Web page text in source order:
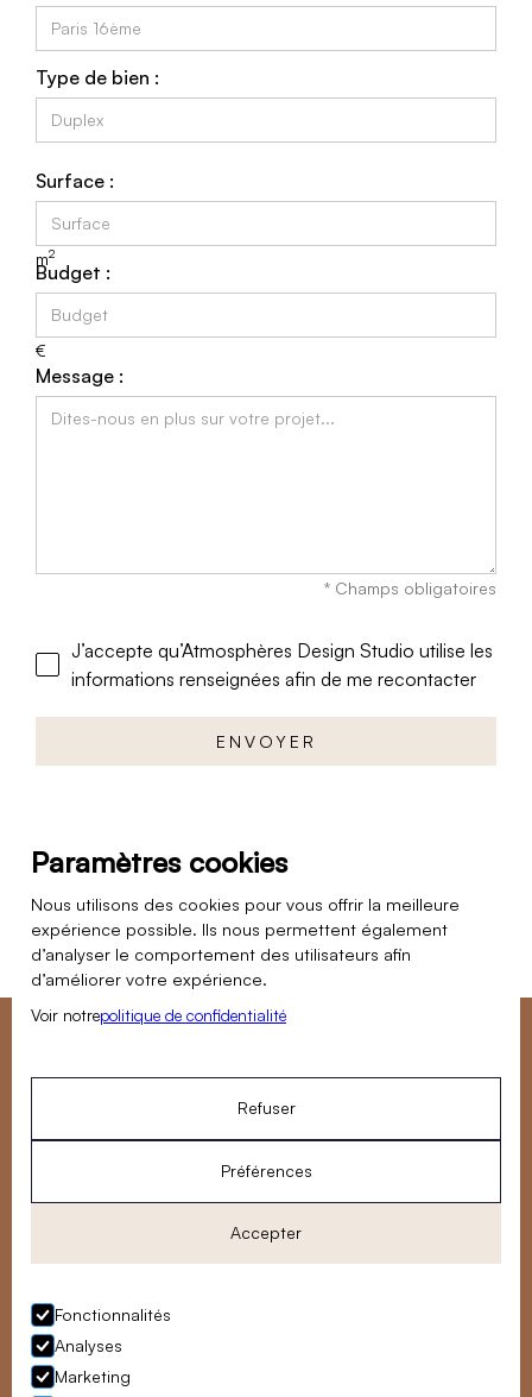
Type de bien :
Surface :
m2
Budget :
€
Message :
* Champs obligatoires
J’accepte qu’Atmosphères Design Studio utilise les
informations renseignées afin de me recontacter
NOUS RENCONTRER
contact@atmospheres-design.com
Paramètres cookies
Nous utilisons des cookies pour vous offrir la meilleure
expérience possible. Ils nous permettent également
d’analyser le comportement des utilisateurs afin
d’améliorer votre expérience.
Voir notrepolitique de confidentialité
Refuser
Préférences
Accepter
Fonctionnalités
Analyses
Marketing